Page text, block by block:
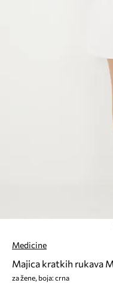
Medicine
Majica kratkih rukava
za žene, boja: crna